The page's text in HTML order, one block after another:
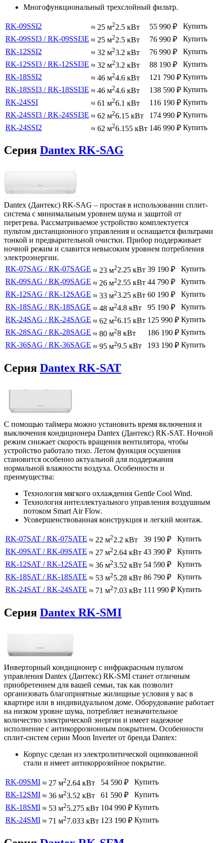
Многофункциональный трехслойный фильтр.
RK-09SSI2 ≈ 25 м22.5 кВт 55 990 ₽
Купить
RK-09SSI3 / RK-09SSI3E ≈ 25 м22.5 кВт 76 990 ₽
Купить
RK-12SSI2
≈ 32 м23.2 кВт 76 990 ₽
Купить
RK-12SSI3 / RK-12SSI3E ≈ 32 м23.2 кВт 88 190 ₽
Купить
RK-18SSI2
≈ 46 м24.6 кВт 121 790 ₽ Купить
RK-18SSI3 / RK-18SSI3E ≈ 46 м24.6 кВт 138 590 ₽ Купить
RK-24SSI
≈ 61 м26.1 кВт 116 190 ₽ Купить
RK-24SSI3 / RK-24SSI3E ≈ 62 м26.15 кВт 174 990 ₽ Купить
RK-24SSI2
≈ 62 м26.155 кВт 146 990 ₽ Купить
Серия Dantex RK-SAG
Dantex (Дантекс) RK-SAG – простая в использовании сплит-
система с минимальным уровнем шума и защитой от
перегрева. Рассматриваемое устройство комплектуется
пультом дистанционного управления и оснащается фильтрами
тонкой и предварительной очистки. Прибор поддерживает
ночной режим и славится невысоким уровнем потребления
электроэнергии.
RK-07SAG / RK-07SAGE ≈ 23 м22.25 кВт 39 190 ₽
Купить
RK-09SAG / RK-09SAGE ≈ 26 м22.55 кВт 44 790 ₽
Купить
RK-12SAG / RK-12SAGE ≈ 33 м23.25 кВт 60 190 ₽
Купить
RK-18SAG / RK-18SAGE ≈ 48 м24.8 кВт 95 190 ₽
Купить
RK-24SAG / RK-24SAGE ≈ 62 м26.15 кВт 125 990 ₽ Купить
RK-28SAG / RK-28SAGE ≈ 80 м28 кВт 186 190 ₽ Купить
RK-36SAG / RK-36SAGE ≈ 95 м29.5 кВт 193 190 ₽ Купить
Серия Dantex RK-SAT
С помощью таймера можно установить время включения и
выключения кондиционера Dantex (Дантекс) RK-SAT. Ночной
режим снижает скорость вращения вентилятора, чтобы
устройство работало тихо. Летом функция осушения
становится особенно актуальной для поддержания
нормальной влажности воздуха. Особенности и
преимущества:
Технология мягкого охлаждения Gentle Cool Wind.
Технология интеллектуального управления воздушным
потоком Smart Air Flow.
Усовершенствованная конструкция и легкий монтаж.
RK-07SAT / RK-07SATE ≈ 22 м22.2 кВт 39 190 ₽
Купить
RK-09SAT / RK-09SATE ≈ 27 м22.64 кВт 43 390 ₽
Купить
RK-12SAT / RK-12SATE ≈ 36 м23.52 кВт 54 590 ₽
Купить
RK-18SAT / RK-18SATE ≈ 53 м25.28 кВт 86 790 ₽
Купить
RK-24SAT / RK-24SATE ≈ 71 м27.03 кВт 111 990 ₽ Купить
Серия Dantex RK-SMI
Инверторный кондиционер с инфракрасным пультом
управления Dantex (Дантекс) RK-SMI станет отличным
приобретением для вашей семьи, так как позволит
организовать благоприятные жилищные условия у вас в
квартире или в индивидуальном доме. Оборудование работает
на низком уровне шума, потребляет незначительное
количество электрической энергии и имеет надежное
исполнение с антикоррозионным покрытием. Особенности
сплит-систем серии Moon Inverter от бренда Dantex:
Корпус сделан из электролитической оцинкованной
стали и имеет антикоррозийное покрытие.
RK-09SMI ≈ 27 м22.64 кВт 54 590 ₽
Купить
RK-12SMI ≈ 36 м23.52 кВт 61 590 ₽
Купить
RK-18SMI ≈ 53 м25.275 кВт 104 990 ₽ Купить
RK-24SMI ≈ 71 м27.033 кВт 123 190 ₽ Купить